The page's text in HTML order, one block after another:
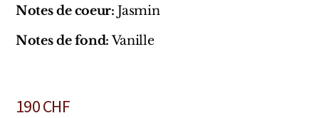
Notes de coeur:Jasmin
Notes de fond:Vanille
190CHF
Clive Christian
Marques Argentines